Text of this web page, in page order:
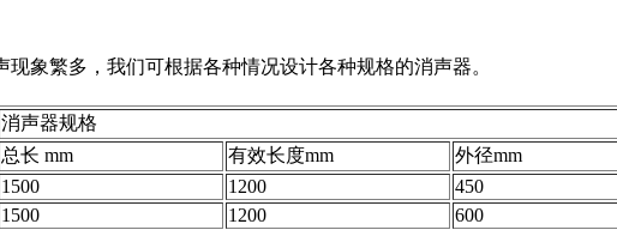
象繁多，我们可根据各种情况设计各种规格的消声器。
消声器规格
总长 mm 有效长度mm
外径mm
1500 1200 450
1500 1200 600